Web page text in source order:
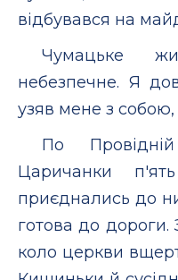
відбувався на
Чумацьке
небезпечне. Я
узяв мене з собою,
По
Царичанки
приєднались до
готова до
коло церкви